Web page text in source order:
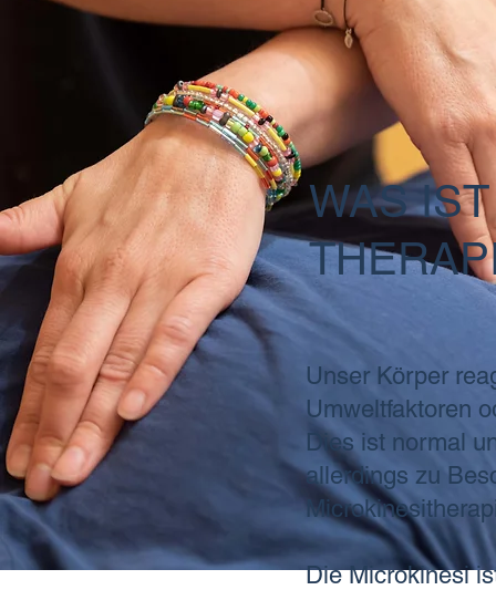
WAS
Unser Körper
Umweltfaktoren
Dies ist normal
allerdings zu
Die Microkinesi